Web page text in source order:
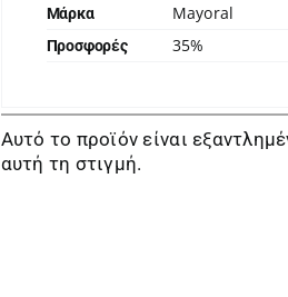
Μάρκα Mayoral
Προσφορές 35%
Αυτό το προϊόν είναι
αυτή τη στιγμή.